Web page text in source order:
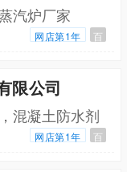
汽炉厂家
网店第1年 百
限公司
混凝土防水剂
网店第1年 百